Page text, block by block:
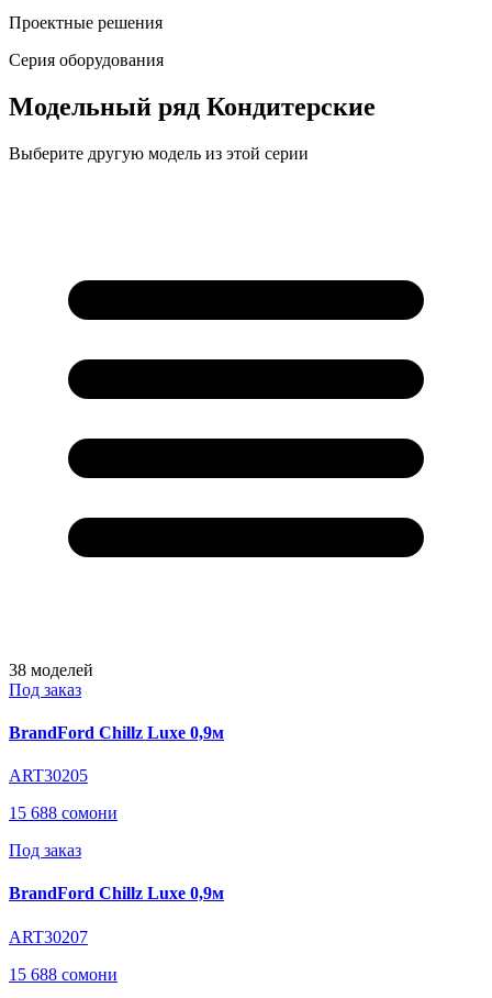
Проектные решения
Серия оборудования
Модельный ряд Кондитерские
Выберите другую модель из этой серии
38 моделей
Под заказ
BrandFord Chillz Luxe 0,9м
ART30205
15 688 сомони
Под заказ
BrandFord Chillz Luxe 0,9м
ART30207
15 688 сомони